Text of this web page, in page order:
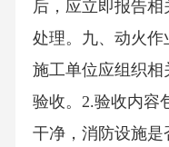
后，应立即报告
处理。九、动火作
施工单位应组织
验收。2.验收内容
干净，消防设施